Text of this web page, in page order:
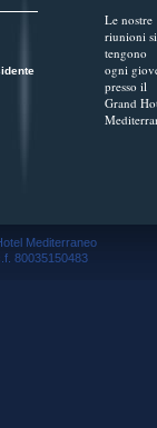
Le nostre
riunioni si
tengono
ogni
presso il
Grand
Mediterraneo
80035150483